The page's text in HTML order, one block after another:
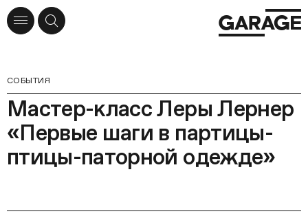
СОБЫТИЯ
Мастер-класс Леры Лернер
«Первые шаги в партицы-
птицы-паторной одежде»